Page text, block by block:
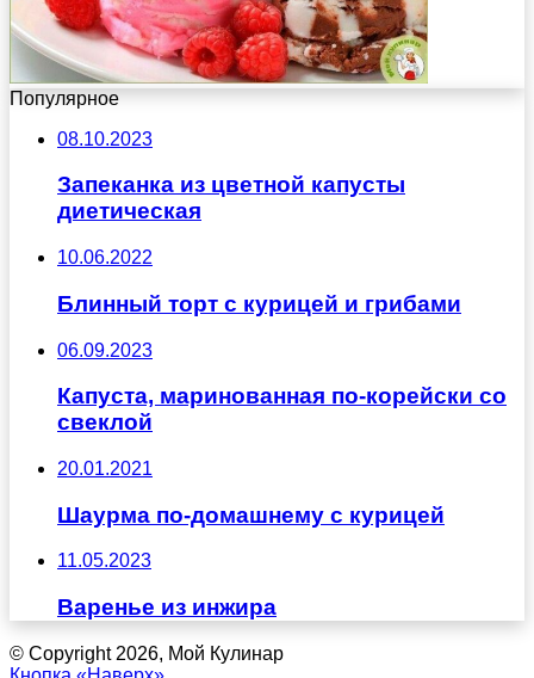
Популярное
08.10.2023
Запеканка из цветной капусты
диетическая
10.06.2022
Блинный торт с курицей и грибами
06.09.2023
Капуста, маринованная по-корейски со
свеклой
20.01.2021
Шаурма по-домашнему с курицей
11.05.2023
Варенье из инжира
© Copyright 2026, Мой Кулинар